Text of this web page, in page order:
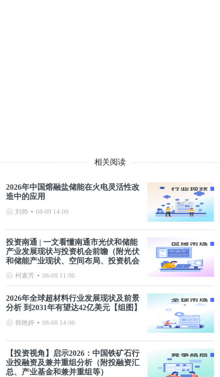
相关阅读
2026年中国熔融盐储能在火电灵活性改
造中的应用
刘帅 08-09 14:00
投资南通 | 一文看懂南通市光伏和储能
产业发展现状与投资机会前瞻（附光伏
和储能产业现状、空间布局、投资机会
分析等）
柯素芳 08-09 11:00
2026年全球超材料行业发展现状及前景
分析 到2031年有望达42亿美元【组图】
韩艳婷 08-08 14:00
【投资视角】启示2026：中国铁矿石行
业投融资及兼并重组分析（附投融资汇
总、产业基金和兼并重组等）